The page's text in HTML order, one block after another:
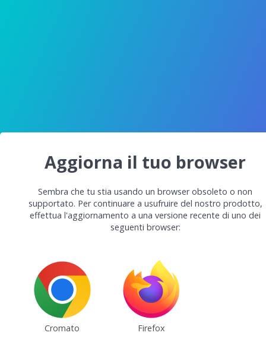
Aggiorna il tuo browser
Sembra che tu stia usando un browser obsoleto o non
supportato. Per continuare a usufruire del nostro prodotto,
effettua l'aggiornamento a una versione recente di uno dei
seguenti browser:
Cromato Firefox